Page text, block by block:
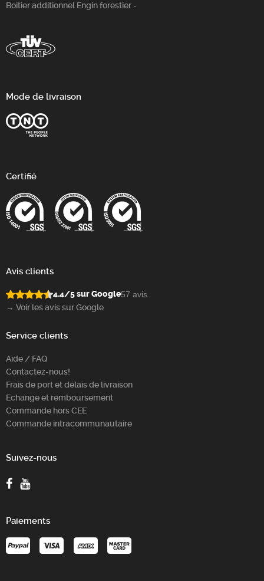
Boitier additionnel Engin forestier -
Mode de livraison
Certifié
Avis clients
4.4/5 sur Google57 avis
→ Voir les avis sur Google
Service clients
Aide / FAQ
Contactez-nous!
Frais de port et délais de livraison
Echange et remboursement
Commande hors CEE
Commande intracommunautaire
Suivez-nous
Paiements